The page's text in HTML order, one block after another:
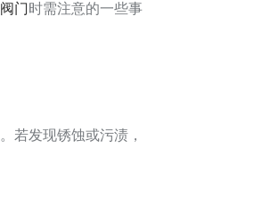
阀门时需注意的一些事
若发现锈蚀或污渍，